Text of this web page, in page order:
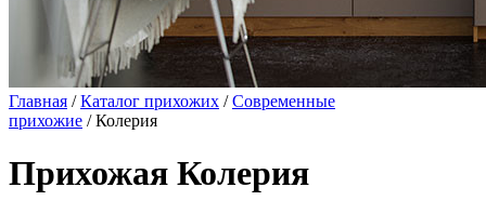
Главная /Каталог прихожих /Современные
прихожие / Колерия
Прихожая Колерия